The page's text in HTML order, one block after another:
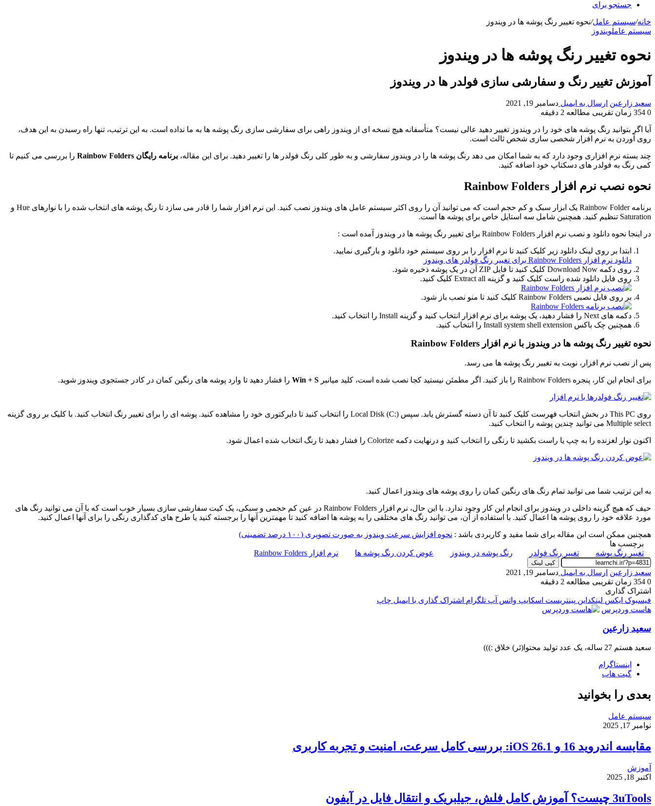
جستجو برای
خانه/سیستم عامل/نحوه تغییر رنگ پوشه ها در ویندوز
سیستم عاملویندوز
نحوه تغییر رنگ پوشه ها در ویندوز
آموزش تغییر رنگ و سفارشی سازی فولدر ها در ویندوز
سعید زارعین ارسال به ایمیل دسامبر 19, 2021
0
زمان تقریبی مطالعه 2 دقیقه
آیا اگر بتوانید رنگ پوشه های خود را در ویندوز تغییر دهید عالی نیست؟ متأسفانه هیچ نسخه ای از ویندوز راهی برای سفارشی سازی رنگ پوشه ها به ما نداده است. به این ترتیب، تنها راه رسیدن به این هدف،
روی آوردن به نرم افزار شخصی سازی شخص ثالث است.
چند بسته نرم افزاری وجود دارد که به شما امکان می دهد رنگ پوشه ها را در ویندوز سفارشی و به طور کلی رنگ فولدر ها را تغییر دهید. برای این مقاله، برنامه رایگان Rainbow Folders
را بررسی می کنیم تا
کمی رنگ به فولدر های دسکتاپ خود اضافه کنید.
نحوه نصب نرم افزار Rainbow Folders
برنامه Rainbow Folder یک ابزار سبک و کم حجم است که می توانید آن را روی اکثر سیستم عامل های ویندوز نصب کنید. این نرم افزار شما را قادر می سازد تا رنگ پوشه های انتخاب شده را با نوارهای Hue و
Saturation تنظیم کنید. همچنین شامل سه استایل خاص برای پوشه ها است.
در اینجا نحوه دانلود و نصب نرم افزار Rainbow Folders برای تغییر رنگ پوشه ها در ویندوز آمده است :
ابتدا بر روی لینک دانلود زیر کلیک کنید تا نرم افزار را بر روی سیستم خود دانلود و بارگیری نمایید.
دانلود نرم افزار Rainbow Folders برای تغییر رنگ فولدر های ویندوز
روی دکمه Download Now کلیک کنید تا فایل ZIP آن در یک پوشه ذخیره شود.
روی فایل دانلود شده راست کلیک کنید و گزینه Extract all کلیک کنید.
بر روی فایل نصبی Rainbow Folders کلیک کنید تا منو نصب باز شود.
دکمه های Next را فشار دهید، یک پوشه برای نرم افزار انتخاب کنید و گزینه Install را انتخاب کنید.
همچنین چک باکس Install system shell extension را انتخاب کنید.
نحوه تغییر رنگ پوشه ها در ویندوز با نرم افزار Rainbow Folders
پس از نصب نرم افزار، نوبت به تغییر رنگ پوشه ها می رسد.
برای انجام این کار، پنجره Rainbow Folders را باز کنید. اگر مطمئن نیستید کجا نصب شده است، کلید میانبر Win + S را فشار دهید تا وارد پوشه های رنگین کمان در کادر جستجوی ویندوز شوید.
روی This PC در بخش انتخاب فهرست کلیک کنید تا آن دسته گسترش یابد. سپس Local Disk (C:) را انتخاب کنید تا دایرکتوری خود را مشاهده کنید. پوشه ای را برای تغییر رنگ انتخاب کنید. با کلیک بر روی گزینه
Multiple select می توانید چندین پوشه را انتخاب کنید.
اکنون نوار لغزنده را به چپ یا راست بکشید تا رنگی را انتخاب کنید و درنهایت دکمه Colorize را فشار دهید تا رنگ انتخاب شده اعمال شود.
به این ترتیب شما می توانید تمام رنگ های رنگین کمان را روی پوشه های ویندوز اعمال کنید.
حیف که هیچ گزینه داخلی در ویندوز برای انجام این کار وجود ندارد. با این حال، نرم افزار Rainbow Folders در عین کم حجمی و سبکی، یک کیت سفارشی سازی بسیار خوب است که با آن می توانید رنگ های
مورد علاقه خود را روی پوشه ها اعمال کنید. با استفاده از آن، می توانید رنگ های مختلفی را به پوشه ها اضافه کنید تا مهمترین آنها را برجسته کنید یا طرح های کدگذاری رنگی را برای آنها اعمال کنید.
همچنین ممکن است ابن مقاله برای شما مفید و کاربردی باشد : نحوه افزایش سرعت ویندوز به صورت تصویری (۱۰۰ درصد تضمینی)
برچسب ها
تغییر رنگ پوشه
تغییر رنگ فولدر رنگ پوشه در ویندوز عوض کردن رنگ پوشه ها نرم افزار Rainbow Folders
کپی لینک
سعید زارعین ارسال به ایمیل دسامبر 19, 2021
0
زمان تقریبی مطالعه 2 دقیقه
اشتراک گذاری
فیسبوک ایکس لینکداین پینتریست اسکایپ واتس آپ تلگرام اشتراک گذاری با ایمیل چاپ
هاست وردپرس
سعید زارعین
سعید هستم 27 ساله، یک عدد تولید محتوا(ئر) خلاق :)))
اینستاگرام
گیت ‌هاب
بعدی را بخوانید
سیستم عامل
نوامبر 17, 2025
مقایسه اندروید 16 و iOS 26.1: بررسی کامل سرعت، امنیت و تجربه کاربری
آموزش
اکتبر 18, 2025
3uTools چیست؟ آموزش کامل فلش، جیلبریک و انتقال فایل در آیفون